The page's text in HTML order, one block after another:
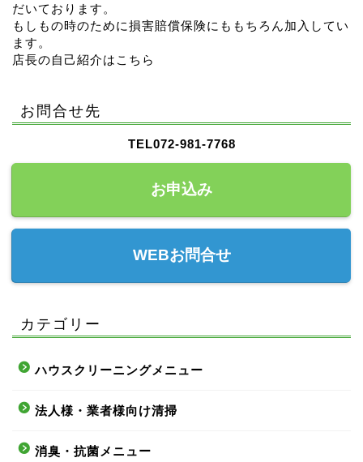
だいております。
もしもの時のために損害賠償保険にももちろん加入してい
ます。
店長の自己紹介はこちら
お問合せ先
TEL072-981-7768
お申込み
WEBお問合せ
カテゴリー
ハウスクリーニングメニュー
法人様・業者様向け清掃
消臭・抗菌メニュー